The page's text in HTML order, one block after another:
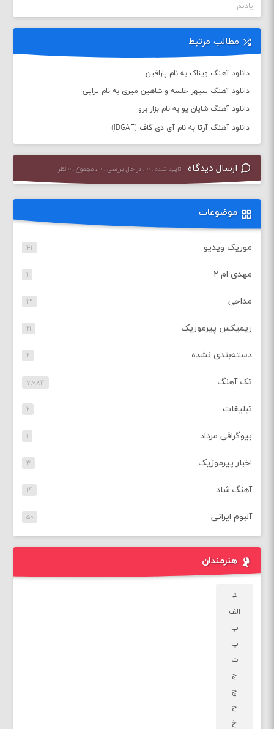
یادتم
مطالب مرتبط
دانلود آهنگ ویناک به نام پارافین
دانلود آهنگ سپهر خلسه و شاهین میری به نام تراپی
دانلود آهنگ شایان یو به نام بزار برو
دانلود آهنگ آرتا به نام آی دی گاف (IDGAF)
ارسال دیدگاه تایید شده : ۰ ، در حال بررسی : ۰ ، مجموع : ۰ نظر
موضوعات
موزیک ویدیو ۴۱
مهدی ام ۲ ۱
مداحی ۱۳
ریمیکس پیرموزیک ۲۱
دسته‌بندی نشده ۲
تک آهنگ ۷,۷۸۴
تبلیغات ۲
بیوگرافی مرداد ۱
اخبار پیرموزیک ۳
آهنگ شاد ۱۴
آلبوم ایرانی ۵۰
هنرمندان
#
الف
ب
پ
ت
ج
چ
ح
خ